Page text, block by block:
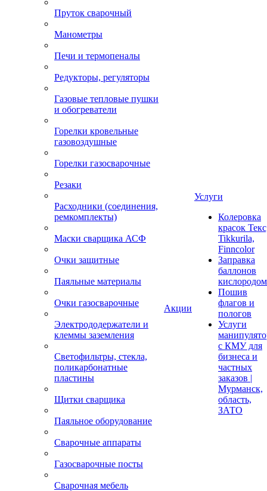
Пруток сварочный
Манометры
Печи и термопеналы
Редукторы, регуляторы
Газовые тепловые пушки
и обогреватели
Горелки кровельные
газовоздушные
Горелки газосварочные
Резаки
Расходники (соединения,
ремкомплекты)
Маски сварщика АСФ
Очки защитные
Паяльные материалы
Очки газосварочные
Электрододержатели и
клеммы заземления
Светофильтры, стекла,
поликарбонатные
пластины
Щитки сварщика
Паяльное оборудование
Сварочные аппараты
Газосварочные посты
Сварочная мебель
Акции
Услуги
Колеровка
красок
Tikkurila,
Finncolor
Заправка
баллонов
кислородом
Пошив
флагов и
пологов
Услуги
с КМУ для
бизнеса и
частных
заказов |
Мурманск,
область,
ЗАТО